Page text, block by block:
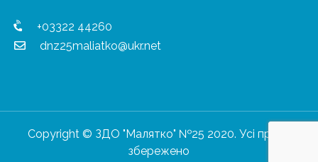
+03322 44260
dnz25maliatko@ukr.net
Copyright © ЗДО "Малятко" №25 2020. Усі права
збережено